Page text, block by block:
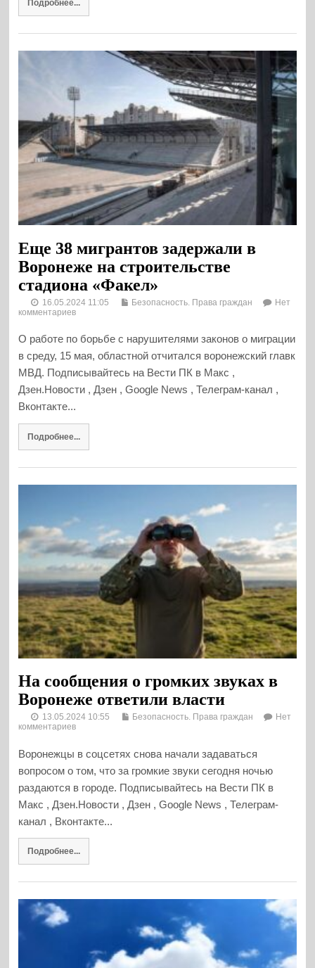
Подробнее...
Еще 38 мигрантов задержали в
Воронеже на строительстве
стадиона «Факел»
16.05.2024 11:05 Безопасность. Права граждан
Нет
комментариев
О работе по борьбе с нарушителями законов о миграции
в среду, 15 мая, областной отчитался воронежский главк
МВД. Подписывайтесь на Вести ПК в Макс ,
Дзен.Новости , Дзен , Google News , Телеграм-канал ,
Вконтакте...
Подробнее...
На сообщения о громких звуках в
Воронеже ответили власти
13.05.2024 10:55 Безопасность. Права граждан
Нет
комментариев
Воронежцы в соцсетях снова начали задаваться
вопросом о том, что за громкие звуки сегодня ночью
раздаются в городе. Подписывайтесь на Вести ПК в
Макс , Дзен.Новости , Дзен , Google News , Телеграм-
канал , Вконтакте...
Подробнее...